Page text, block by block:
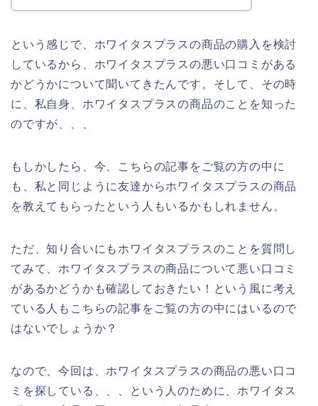
という感じで、ホワイタスプラスの商品の購入を検討
しているから、ホワイタスプラスの悪い口コミがある
かどうかについて聞いてきたんです。そして、その時
に、私自身、ホワイタスプラスの商品のことを知った
のですが、、、
もしかしたら、今、こちらの記事をご覧の方の中に
も、私と同じように友達からホワイタスプラスの商品
を教えてもらったという人もいるかもしれません。
ただ、知り合いにもホワイタスプラスのことを質問し
てみて、ホワイタスプラスの商品について悪い口コミ
があるかどうかも確認しておきたい！という風に考え
ている人もこちらの記事をご覧の方の中にはいるので
はないでしょうか？
なので、今回は、ホワイタスプラスの商品の悪い口コ
ミを探している、、、という人のために、ホワイタス